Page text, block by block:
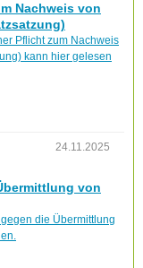
Nachweis von
Pflicht zum Nachweis
kann hier gelesen
24.11.2025
von
die Übermittlung